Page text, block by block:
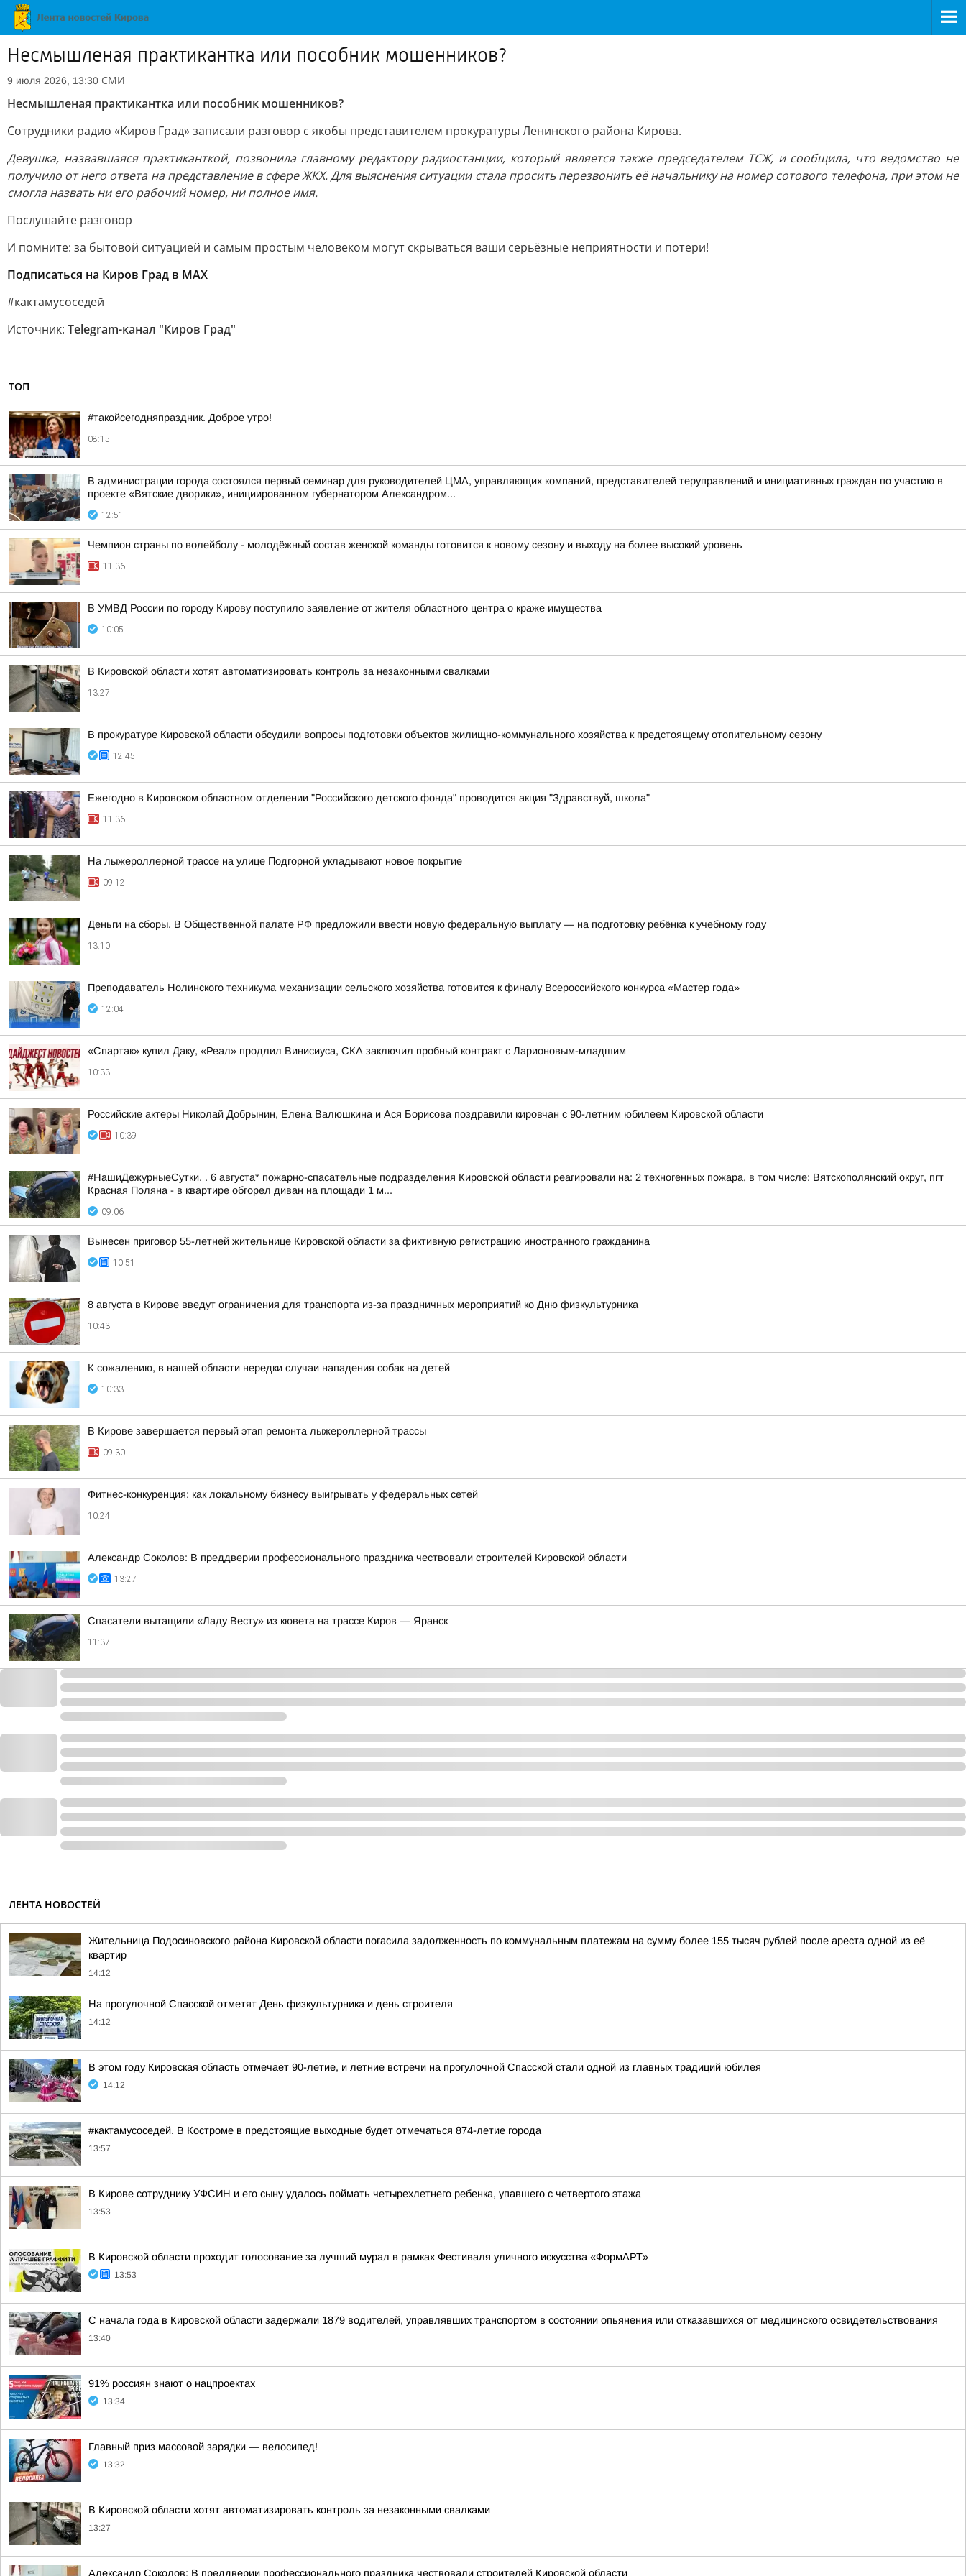
Несмышленая практикантка или пособник мошенников?
9 июля 2026, 13:30 СМИ
Несмышленая практикантка или пособник мошенников?
Сотрудники радио «Киров Град» записали разговор с якобы представителем прокуратуры Ленинского района Кирова.
Девушка, назвавшаяся практиканткой, позвонила главному редактору радиостанции, который является также председателем ТСЖ, и сообщила, что ведомство не
получило от него ответа на представление в сфере ЖКХ. Для выяснения ситуации стала просить перезвонить её начальнику на номер сотового телефона, при этом не
смогла назвать ни его рабочий номер, ни полное имя.
Послушайте разговор
И помните: за бытовой ситуацией и самым простым человеком могут скрываться ваши серьёзные неприятности и потери!
Подписаться на Киров Град в МАХ
#кактамусоседей
Источник: Telegram-канал "Киров Град"
ТОП
#такойсегодняпраздник. Доброе утро!
08:15
В администрации города состоялся первый семинар для руководителей ЦМА, управляющих компаний, представителей теруправлений и инициативных граждан по участию в
проекте «Вятские дворики», инициированном губернатором Александром...
12:51
Чемпион страны по волейболу - молодёжный состав женской команды готовится к новому сезону и выходу на более высокий уровень
11:36
В УМВД России по городу Кирову поступило заявление от жителя областного центра о краже имущества
10:05
В Кировской области хотят автоматизировать контроль за незаконными свалками
13:27
В прокуратуре Кировской области обсудили вопросы подготовки объектов жилищно-коммунального хозяйства к предстоящему отопительному сезону
12:45
Ежегодно в Кировском областном отделении "Российского детского фонда" проводится акция "Здравствуй, школа"
11:36
На лыжероллерной трассе на улице Подгорной укладывают новое покрытие
09:12
Деньги на сборы. В Общественной палате РФ предложили ввести новую федеральную выплату — на подготовку ребёнка к учебному году
13:10
Преподаватель Нолинского техникума механизации сельского хозяйства готовится к финалу Всероссийского конкурса «Мастер года»
12:04
«Спартак» купил Даку, «Реал» продлил Винисиуса, СКА заключил пробный контракт с Ларионовым-младшим
10:33
Российские актеры Николай Добрынин, Елена Валюшкина и Ася Борисова поздравили кировчан с 90-летним юбилеем Кировской области
10:39
#НашиДежурныеСутки. . 6 августа* пожарно-спасательные подразделения Кировской области реагировали на: 2 техногенных пожара, в том числе: Вятскополянский округ, пгт
Красная Поляна - в квартире обгорел диван на площади 1 м...
09:06
Вынесен приговор 55-летней жительнице Кировской области за фиктивную регистрацию иностранного гражданина
10:51
8 августа в Кирове введут ограничения для транспорта из-за праздничных мероприятий ко Дню физкультурника
10:43
К сожалению, в нашей области нередки случаи нападения собак на детей
10:33
В Кирове завершается первый этап ремонта лыжероллерной трассы
09:30
Фитнес-конкуренция: как локальному бизнесу выигрывать у федеральных сетей
10:24
Александр Соколов: В преддверии профессионального праздника чествовали строителей Кировской области
13:27
Спасатели вытащили «Ладу Весту» из кювета на трассе Киров — Яранск
11:37
ЛЕНТА НОВОСТЕЙ
Жительница Подосиновского района Кировской области погасила задолженность по коммунальным платежам на сумму более 155 тысяч рублей после ареста одной из её
квартир
14:12
На прогулочной Спасской отметят День физкультурника и день строителя
14:12
В этом году Кировская область отмечает 90-летие, и летние встречи на прогулочной Спасской стали одной из главных традиций юбилея
14:12
#кактамусоседей. В Костроме в предстоящие выходные будет отмечаться 874-летие города
13:57
В Кирове сотруднику УФСИН и его сыну удалось поймать четырехлетнего ребенка, упавшего с четвертого этажа
13:53
В Кировской области проходит голосование за лучший мурал в рамках Фестиваля уличного искусства «ФормАРТ»
13:53
С начала года в Кировской области задержали 1879 водителей, управлявших транспортом в состоянии опьянения или отказавшихся от медицинского освидетельствования
13:40
91% россиян знают о нацпроектах
13:34
Главный приз массовой зарядки — велосипед!
13:32
В Кировской области хотят автоматизировать контроль за незаконными свалками
13:27
Александр Соколов: В преддверии профессионального праздника чествовали строителей Кировской области